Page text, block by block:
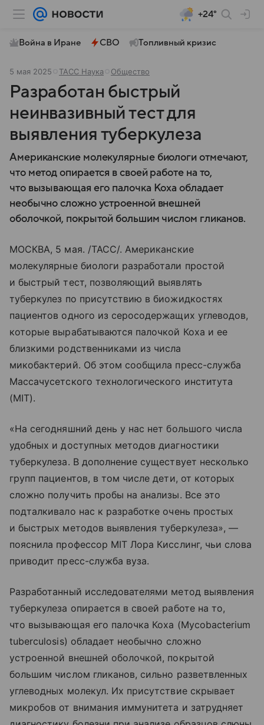
+24°
Война в Иране СВО Топливный кризис
5 мая 2025 ТАСС Наука Общество
Разработан быстрый
неинвазивный тест для
выявления туберкулеза
Американские молекулярные биологи отмечают,
что метод опирается в своей работе на то,
что вызывающая его палочка Коха обладает
необычно сложно устроенной внешней
оболочкой, покрытой большим числом гликанов.
МОСКВА, 5 мая. /ТАСС/. Американские
молекулярные биологи разработали простой
и быстрый тест, позволяющий выявлять
туберкулез по присутствию в биожидкостях
пациентов одного из серосодержащих углеводов,
которые вырабатываются палочкой Коха и ее
близкими родственниками из числа
микобактерий. Об этом сообщила пресс-служба
Массачусетского технологического института
(MIT).
«На сегодняшний день у нас нет большого числа
удобных и доступных методов диагностики
туберкулеза. В дополнение существует несколько
групп пациентов, в том числе дети, от которых
сложно получить пробы на анализы. Все это
подталкивало нас к разработке очень простых
и быстрых методов выявления туберкулеза», —
пояснила профессор MIT Лора Кисслинг, чьи слова
приводит пресс-служба вуза.
Разработанный исследователями метод выявления
туберкулеза опирается в своей работе на то,
что вызывающая его палочка Коха (Mycobacterium
tuberculosis) обладает необычно сложно
устроенной внешней оболочкой, покрытой
большим числом гликанов, сильно разветвленных
углеводных молекул. Их присутствие скрывает
микробов от внимания иммунитета и затрудняет